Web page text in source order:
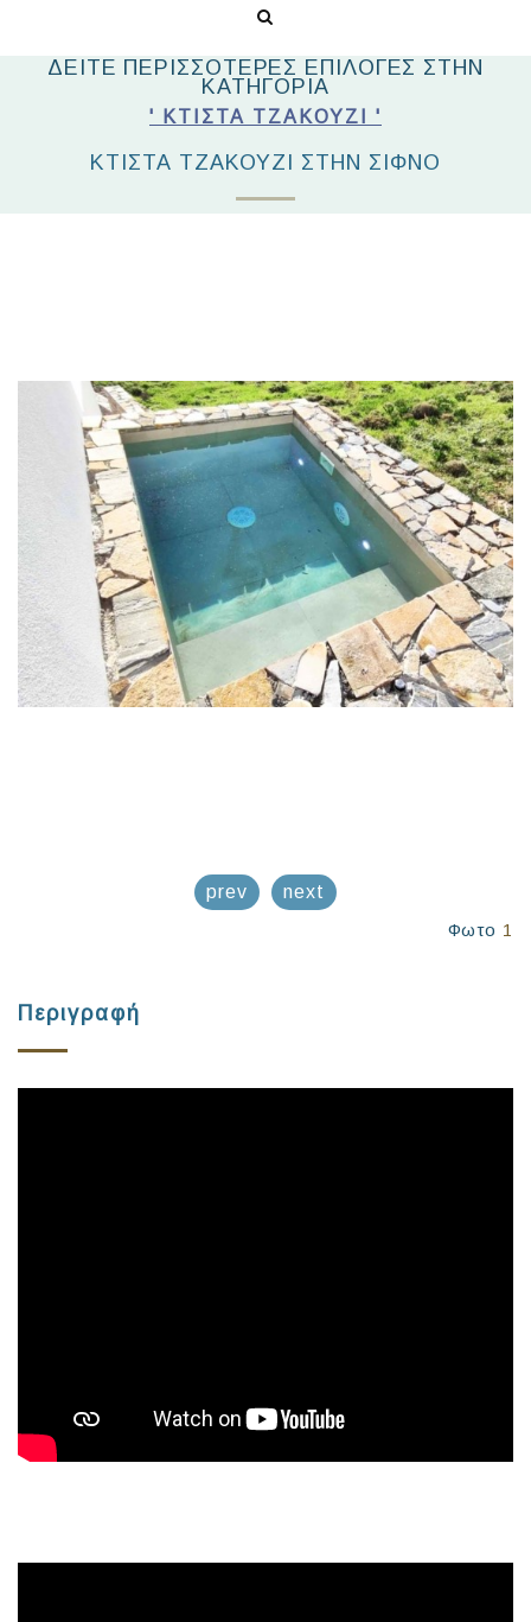
ΔΕΙΤΕ ΠΕΡΙΣΣΟΤΕΡΕΣ ΕΠΙΛΟΓΕΣ ΣΤΗΝ
ΚΑΤΗΓΟΡΙΑ
' ΚΤΙΣΤΆ ΤΖΑΚΟΎΖΙ '
ΚΤΙΣΤΑ ΤΖΑΚΟΥΖΙ ΣΤΗΝ ΣΙΦΝΟ
prev
next
Φωτο 1
Περιγραφή